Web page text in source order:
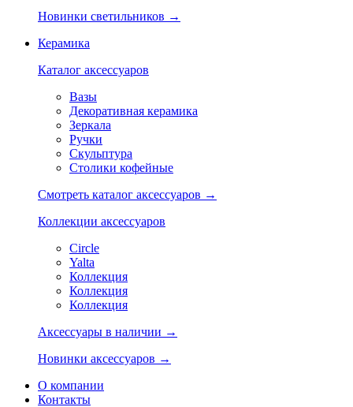
Новинки светильников →
Керамика
Каталог аксессуаров
Вазы
Декоративная керамика
Зеркала
Ручки
Скульптура
Столики кофейные
Смотреть каталог аксессуаров →
Коллекции аксессуаров
Circle
Yalta
Коллекция
Коллекция
Коллекция
Аксессуары в наличии →
Новинки аксессуаров →
О компании
Контакты